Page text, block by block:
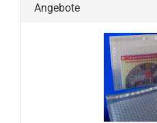
Angebote